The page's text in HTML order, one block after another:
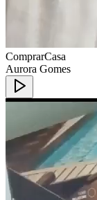
ComprarCasa
Aurora Gomes